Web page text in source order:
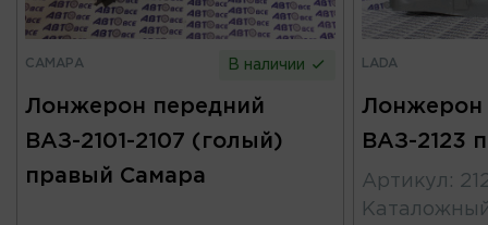
САМАРА В наличии
Лонжерон передний
ВАЗ-2101-2107 (голый)
правый Самара
LADA
Лонжерон
ВАЗ-2123
Артикул :